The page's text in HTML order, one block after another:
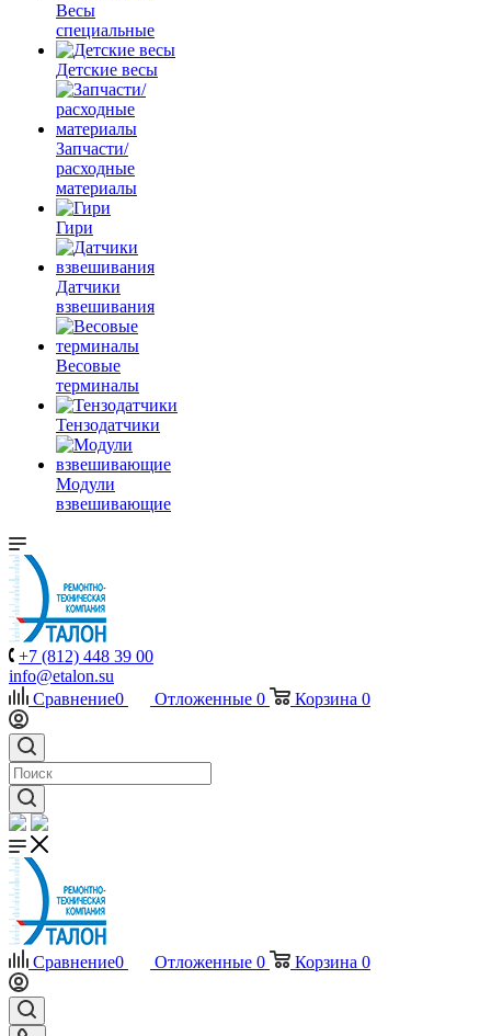
Весы
специальные
Детские весы
Запчасти/
расходные
материалы
Гири
Датчики
взвешивания
Весовые
терминалы
Тензодатчики
Модули
взвешивающие
+7 (812) 448 39 00
info@etalon.su
Сравнение0 Отложенные 0 Корзина 0
Сравнение0 Отложенные 0 Корзина 0